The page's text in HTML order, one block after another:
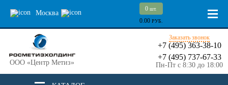
Москва
0 шт.
0.00 РУБ.
ООО «Центр Метиз»
Заказать звонок
+7 (495) 363-38-10
+7 (495) 737-67-33
Пн-Пт с 8:30 до 18:00